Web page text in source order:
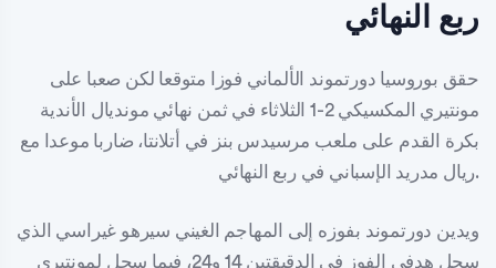
ربع النهائي
حقق بوروسيا دورتموند الألماني فوزا متوقعا لكن صعبا على
مونتيري المكسيكي 2-1 الثلاثاء في ثمن نهائي مونديال الأندية
بكرة القدم على ملعب مرسيدس بنز في أتلانتا، ضاربا موعدا مع
ريال مدريد الإسباني في ربع النهائي.
ويدين دورتموند بفوزه إلى المهاجم الغيني سيرهو غيراسي الذي
سجل هدفي الفوز في الدقيقتين 14 و24، فيما سجل لمونتيري